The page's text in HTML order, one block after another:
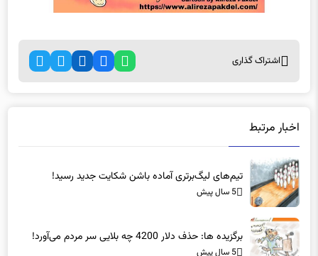
اشتراک گذاری
اخبار مرتبط
تیم‌های لیگ‌برتری آماده باشن شکایت جدید رسید!
5 سال پیش
برگزیده ها: حذف دلار 4200 چه بلایی سر مردم می‌آورد!
5 سال پیش